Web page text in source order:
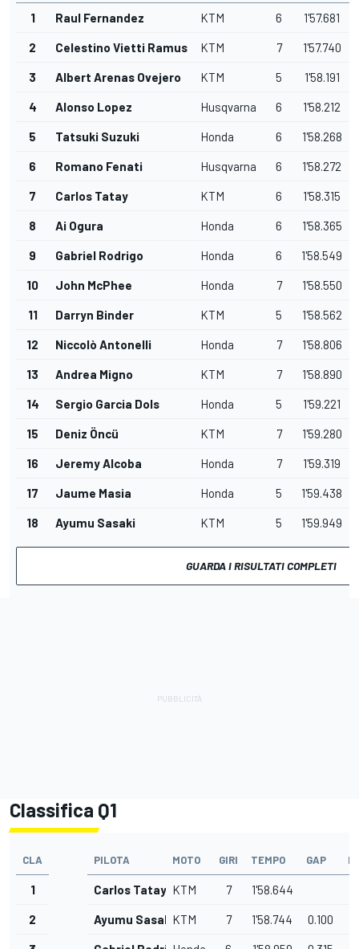
1 Raul Fernandez KTM 6 1'57.681
2 Celestino Vietti Ramus KTM 7 1'57.740
3 Albert Arenas Ovejero KTM 5 1'58.191
4 Alonso Lopez Husqvarna 6 1'58.212
5 Tatsuki Suzuki Honda 6 1'58.268
6 Romano Fenati Husqvarna 6 1'58.272
7 Carlos Tatay KTM 6 1'58.315
8 Ai Ogura Honda 6 1'58.365
9 Gabriel Rodrigo Honda 6 1'58.549
10 John McPhee Honda 7 1'58.550
11 Darryn Binder KTM 5 1'58.562
12 Niccolò Antonelli Honda 7 1'58.806
13 Andrea Migno KTM 7 1'58.890
14 Sergio Garcia Dols Honda 5 1'59.221
15 Deniz Öncü KTM 7 1'59.280
16 Jeremy Alcoba Honda 7 1'59.319
17 Jaume Masia Honda 5 1'59.438
18 Ayumu Sasaki KTM 5 1'59.949
GUARDA I RISULTATI COMPLETI
Classifica Q1
CLA PILOTA MOTO GIRI TEMPO GAP
1 Carlos Tatay KTM 7 1'58.644
2 Ayumu SasakiKTM 7 1'58.744 0.100